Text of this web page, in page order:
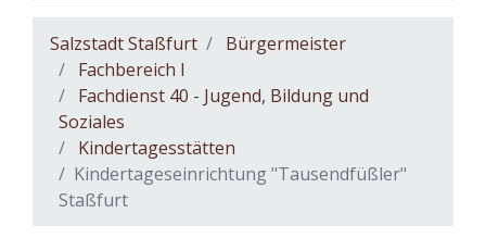
Salzstadt Staßfurt
Bürgermeister
Fachbereich I
Fachdienst 40 - Jugend, Bildung und
Soziales
Kindertagesstätten
Kindertageseinrichtung "Tausendfüßler"
Staßfurt